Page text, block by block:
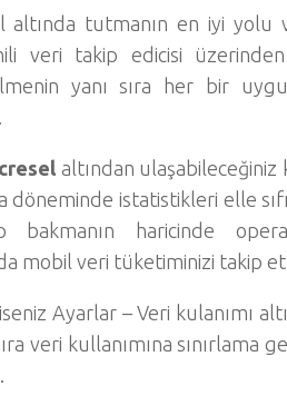
tutmanın en iyi yolu
veri takip edicisi
yanı sıra her bir
altından
döneminde istatistikleri elle
bakmanın haricinde
mobil veri tüketiminizi takip
Ayarlar – Veri kulanımı
veri kullanımına sınırlama